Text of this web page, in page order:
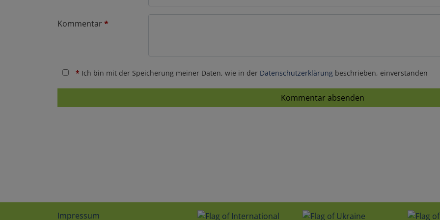
Kommentar *
* Ich bin mit der Speicherung meiner Daten, wie in der Datenschutzerklärung beschrieben, einverstanden
Kommentar absenden
Impressum